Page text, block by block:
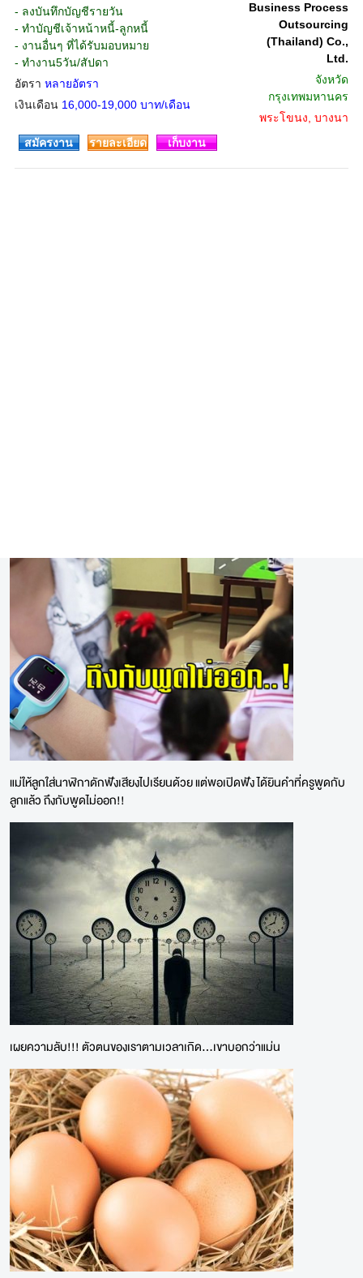
- ลงบันทึกบัญชีรายวัน
- ทำบัญชีเจ้าหน้าหนี้-ลูกหนี้
- งานอื่นๆ ที่ได้รับมอบหมาย
- ทำงาน5วัน/สัปดา
อัตรา หลายอัตรา
เงินเดือน 16,000-19,000 บาท/เดือน
Business Process
Outsourcing
(Thailand) Co.,
Ltd.
จังหวัด
กรุงเทพมหานคร
พระโขนง, บางนา
สมัครงาน
รายละเอียด เก็บงาน
แม่ให้ลูกใส่นาฬิกาดักฟังเสียงไปเรียนด้วย แต่พอเปิดฟัง ได้ยินคำที่ครูพูดกับ
ลูกแล้ว ถึงกับพูดไม่ออก!!
เผยความลับ!!! ตัวตนของเราตามเวลาเกิด...เขาบอกว่าแม่น